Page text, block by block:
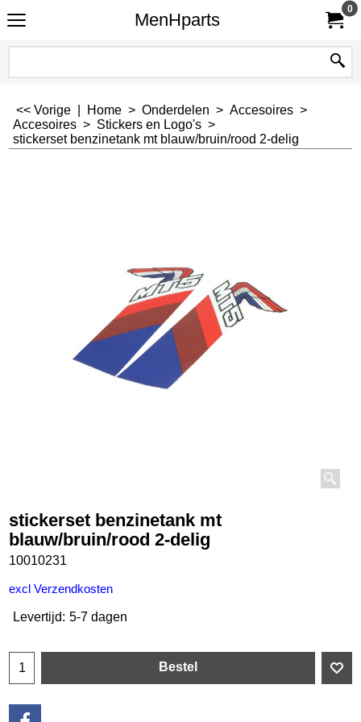
MenHparts
0
<< Vorige Home > Onderdelen > Accesoires >
Accesoires > Stickers en Logo's >
stickerset benzinetank mt blauw/bruin/rood 2-delig
stickerset benzinetank mt
blauw/bruin/rood 2-delig
10010231
€11.95 incl BTW
excl Verzendkosten